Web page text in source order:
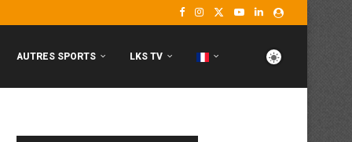
AUTRES SPORTS LKS TV